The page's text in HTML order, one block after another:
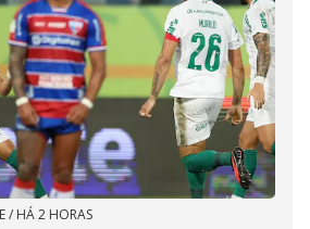
/ HÁ 2 HORAS